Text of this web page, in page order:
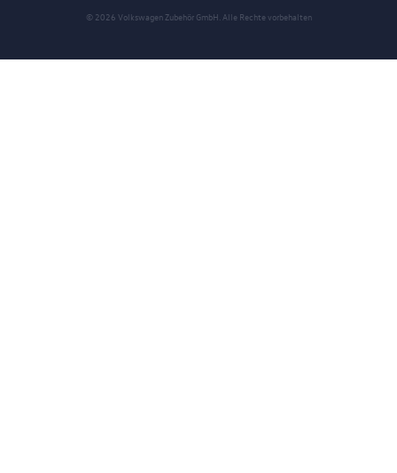
© 2026 Volkswagen Zubehör GmbH. Alle Rechte vorbehalten